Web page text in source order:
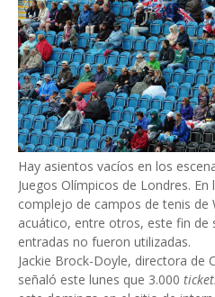
Hay asientos vacíos en los
Juegos Olímpicos de Londres.
complejo de campos de tenis de
acuático, entre otros, este fin de
entradas no fueron utilizadas.
Jackie Brock-Doyle, directora de
señaló este lunes que 3.000